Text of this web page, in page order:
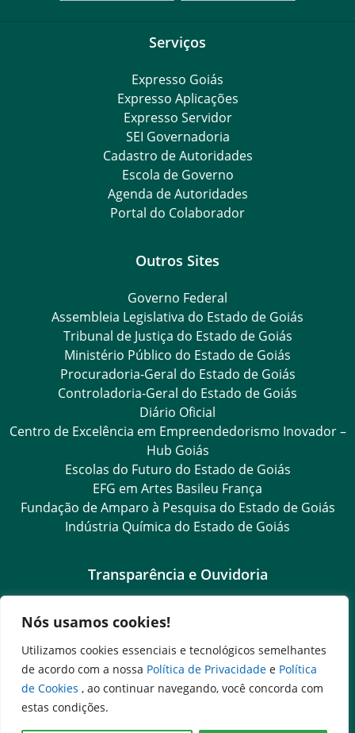
Nós usamos cookies!
Utilizamos cookies essenciais e tecnológicos semelhantes
de acordo com a nossa Política de Privacidade e Política
de Cookies , ao continuar navegando, você concorda com
estas condições.
Serviços
Expresso Goiás
Expresso Aplicações
Expresso Servidor
SEI Governadoria
Cadastro de Autoridades
Escola de Governo
Agenda de Autoridades
Portal do Colaborador
Outros Sites
Governo Federal
Assembleia Legislativa do Estado de Goiás
Tribunal de Justiça do Estado de Goiás
Ministério Público do Estado de Goiás
Procuradoria-Geral do Estado de Goiás
Controladoria-Geral do Estado de Goiás
Diário Oficial
Centro de Excelência em Empreendedorismo Inovador –
Hub Goiás
Escolas do Futuro do Estado de Goiás
EFG em Artes Basileu França
Fundação de Amparo à Pesquisa do Estado de Goiás
Indústria Química do Estado de Goiás
Transparência e Ouvidoria
Goiás Transparência
Dados Abertos Goiás
Ouvidoria Setorial
SIC – Serviço de Informação ao Cidadão
e-SIC – Serviço Eletrônico de Informação ao Cidadão
OS Transparência